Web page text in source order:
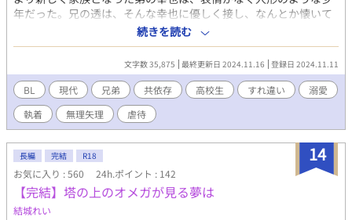
年だった。兄の透は、そんな幸也に優しく接し、なんとか懐いて
もらおうと試みる。透は幸也が透に対して従順に振る舞う一方
で、時折怯えた表情をみせるのが気になっていた。 ◇弟に執着し
て余裕がなくなる兄と、捨てられないためにペットや恋人の代わ
りになろうとする弟の話。 ◇兄→弟に視点が変わります。小学生
→高校生まで。本人たちにとっては一応ハッピーエンド。 ◇冒頭
からR18。無理矢理、児童虐待描写があります。ざまあ要素はあ
りません。 ◇ムーンライトノベルズにも投稿してます。
続きを読む
文字数 35,875 最終更新日 2024.11.16 登録日 2024.11.11
BL 現代 兄弟 共依存 高校生 すれ違い
溺愛
執着
無理矢理 虐待
14
長編 完結 R18
お気に入り : 560 24h.ポイント : 142
【完結】塔の上のオメガが見る夢は
結城れい